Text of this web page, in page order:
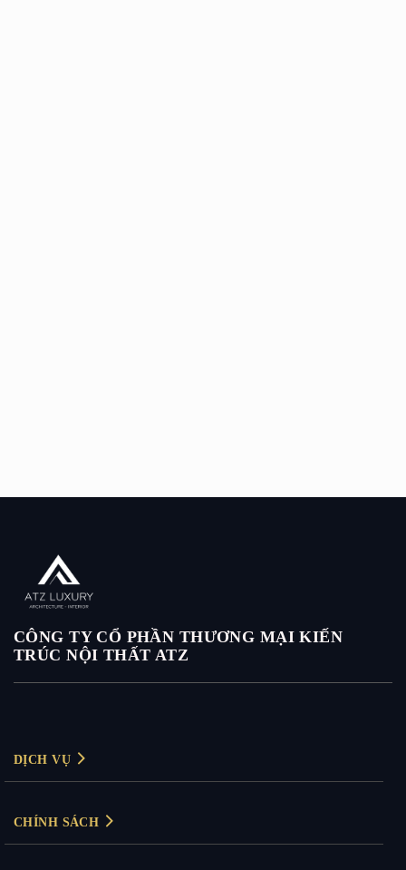
CÔNG TY CỔ PHẦN THƯƠNG MẠI KIẾN
TRÚC NỘI THẤT ATZ
DỊCH VỤ
Thiết kế nội thất biệt thự
CHÍNH SÁCH